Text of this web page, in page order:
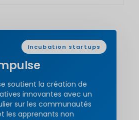
Incubation startups
soutient la création de
innovantes avec un
sur les communautés
les apprenants non